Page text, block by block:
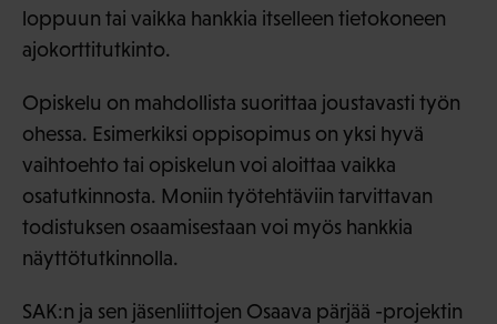
loppuun tai vaikka hankkia itselleen tietokoneen
ajokorttitutkinto.
Opiskelu on mahdollista suorittaa joustavasti työn
ohessa. Esimerkiksi oppisopimus on yksi hyvä
vaihtoehto tai opiskelun voi aloittaa vaikka
osatutkinnosta. Moniin työtehtäviin tarvittavan
todistuksen osaamisestaan voi myös hankkia
näyttötutkinnolla.
SAK:n ja sen jäsenliittojen Osaava pärjää -projektin